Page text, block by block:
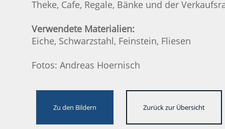
Theke, Cafe, Regale, Bänke und der
Verwendete Materialien:
Eiche, Schwarzstahl, Feinstein, Fliesen
Fotos: Andreas Hoernisch
Zu den Bildern Zurück zur Übersicht